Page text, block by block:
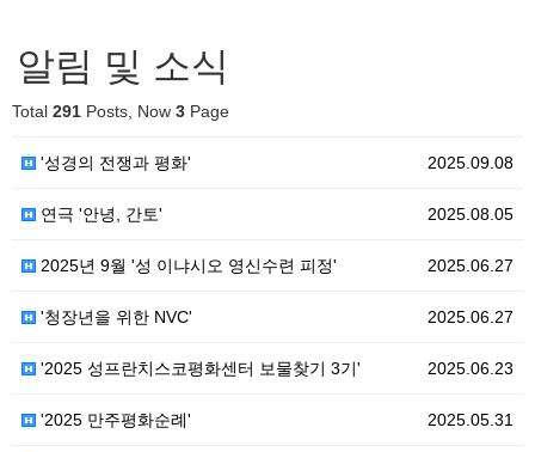
알림 및 소식
Total 291 Posts, Now 3 Page
2025.09.08
'성경의 전쟁과 평화'
2025.08.05
연극 '안녕, 간토'
2025.06.27
2025년 9월 '성 이냐시오 영신수련 피정'
2025.06.27
'청장년을 위한 NVC'
2025.06.23
'2025 성프란치스코평화센터 보물찾기 3기'
2025.05.31
'2025 만주평화순례'